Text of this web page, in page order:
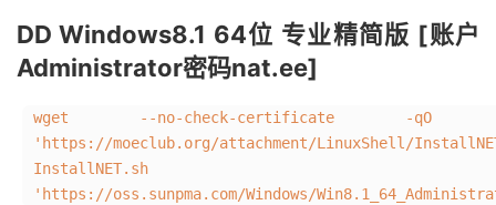
DD Windows8.1 64位 专业精简版 [账户
Administrator密码nat.ee]
wget --no-check-certificate -qO
'https://moeclub.org/attachment/LinuxShell/
InstallNET.sh
'https://oss.sunpma.com/Windows/